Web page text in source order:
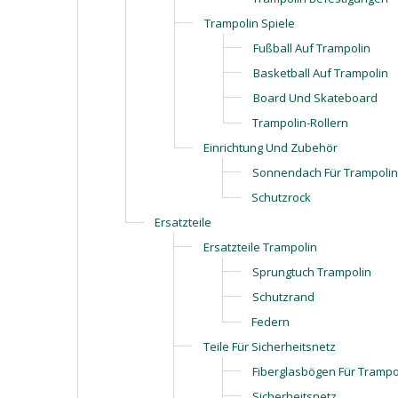
Trampolin Spiele
Fußball Auf Trampolin
Basketball Auf Trampolin
Board Und Skateboard
Trampolin-Rollern
Einrichtung Und Zubehör
Sonnendach Für Trampolin
Schutzrock
Ersatzteile
Ersatzteile Trampolin
Sprungtuch Trampolin
Schutzrand
Federn
Teile Für Sicherheitsnetz
Fiberglasbögen Für